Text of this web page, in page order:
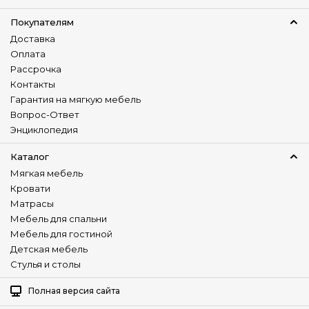
Боковины
Съемные боковины
Съемные подлокотники
Материал каркаса
Ламинир. ДСП
Фанера
Количество сидячих мест
2
Количество спальных мест
односпальный
Назначение
В спальню
В детскую
В прихожую
На дачу
Для отдыха
Покупателям
Доставка
Оплата
Рассрочка
Контакты
Гарантия на мягкую мебель
Вопрос-Ответ
Энциклопедия
Каталог
Мягкая мебель
Кровати
Матрасы
Мебель для спальни
Мебель для гостиной
Детская мебель
Стулья и столы
Полная версия сайта